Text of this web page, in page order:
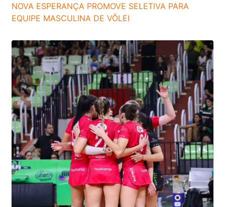
NOVA ESPERANÇA PROMOVE SELETIVA PARA
EQUIPE MASCULINA DE VÔLEI